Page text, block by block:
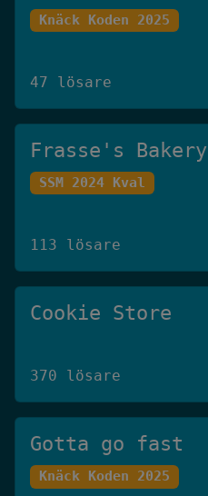
Knäck Koden 2025
47 lösare
Frasse's Bakery
SSM 2024 Kval
113 lösare
Cookie Store
370 lösare
Gotta go fast
Knäck Koden 2025